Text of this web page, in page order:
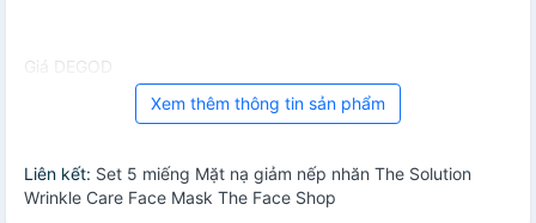
Giá DEGOD
Xem thêm thông tin sản phẩm
Liên kết: Set 5 miếng Mặt nạ giảm nếp nhăn The Solution
Wrinkle Care Face Mask The Face Shop